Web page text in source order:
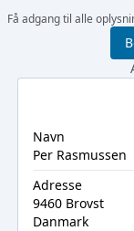
Få adgang til alle
Navn
Per Rasmussen
Adresse
9460 Brovst
Danmark